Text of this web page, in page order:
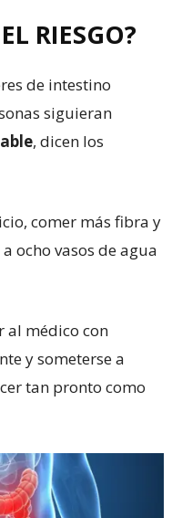
RIESGO?
de intestino
siguieran
, dicen los
comer más fibra y
ocho vasos de agua
al médico con
y someterse a
tan pronto como